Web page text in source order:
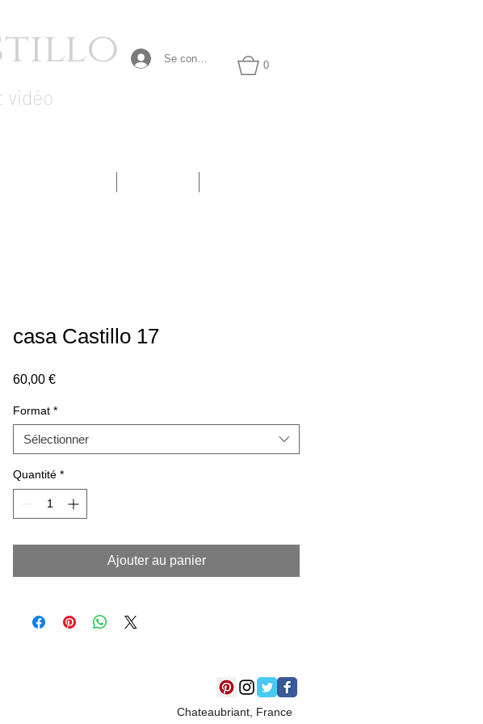
vidéo
Se connecter
0
casa Castillo 17
60,00 €Prix
Format *
Sélectionner
Quantité *
Ajouter au panier
Chateaubriant, France